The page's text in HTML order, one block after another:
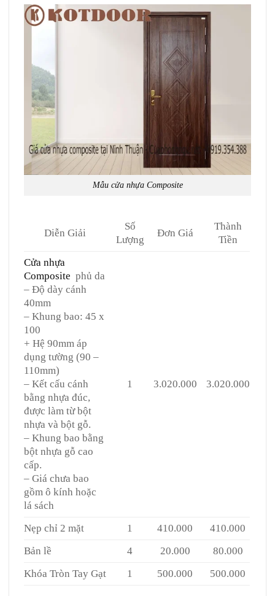
Mẫu cửa nhựa Composite
Diễn Giải
Số
Lượng
Đơn Giá
Thành
Tiền
Cửa nhựa
Composite phủ da
– Độ dày cánh
40mm
– Khung bao: 45 x
100
+ Hệ 90mm áp
dụng tường (90 –
110mm)
– Kết cấu cánh
bằng nhựa đúc,
được làm từ bột
nhựa và bột gỗ.
– Khung bao bằng
bột nhựa gỗ cao
cấp.
– Giá chưa bao
gồm ô kính hoặc
lá sách
1 3.020.000 3.020.000
Nẹp chỉ 2 mặt 1 410.000
410.000
Bản lề
4 20.000
80.000
Khóa Tròn Tay Gạt
1 500.000 500.000